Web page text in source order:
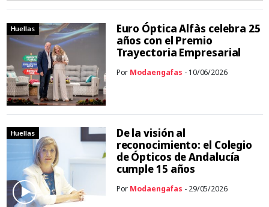
Huellas
Euro Óptica Alfàs celebra 25
años con el Premio
Trayectoria Empresarial
Por Modaengafas - 10/06/2026
Huellas
De la visión al
reconocimiento: el Colegio
de Ópticos de Andalucía
cumple 15 años
Por Modaengafas - 29/05/2026